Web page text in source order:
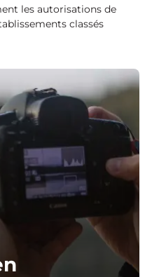
les autorisations de
classés